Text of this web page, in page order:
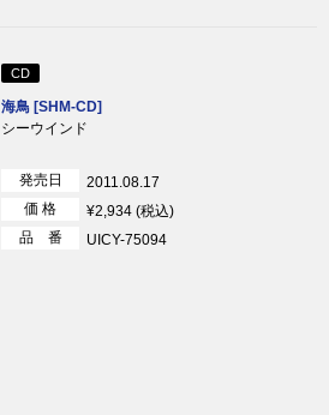
CD
海鳥 [SHM-CD]
シーウインド
発売日
2011.08.17
価 格
¥2,934 (税込)
品 番
UICY-75094